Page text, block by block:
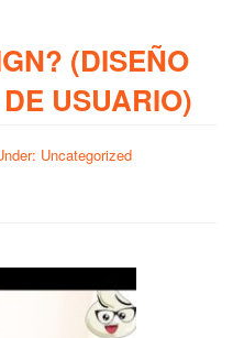
(DISEÑO
USUARIO)
Uncategorized